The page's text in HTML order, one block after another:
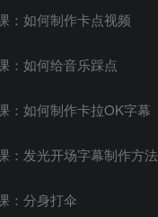
：如何制作卡点视频
：如何给音乐踩点
：如何制作卡拉OK字幕
：发光开场字幕制作方法
：分身打伞